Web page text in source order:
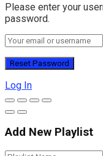
Please enter your
password.
Log In
Add New Playlist